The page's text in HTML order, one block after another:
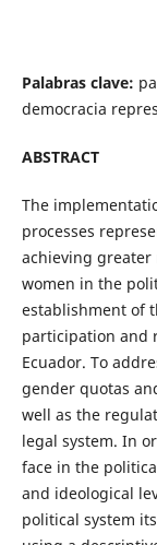
Palabras clave:
democracia
ABSTRACT
The
processes
achieving
women in the
establishment of
participation and
Ecuador. To
gender quotas
well as the
legal system. In
face in the
and ideological
political system